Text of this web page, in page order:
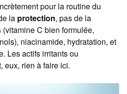
pour la routine du
la protection, pas de la
C bien formulée,
niacinamide, hydratation, et
Les actifs irritants ou
eux, rien à faire ici.